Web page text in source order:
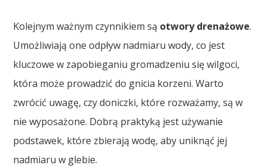
Kolejnym ważnym czynnikiem są otwory drenażowe.
Umożliwiają one odpływ nadmiaru wody, co jest
kluczowe w zapobieganiu gromadzeniu się wilgoci,
która może prowadzić do gnicia korzeni. Warto
zwrócić uwagę, czy doniczki, które rozważamy, są w
nie wyposażone. Dobrą praktyką jest używanie
podstawek, które zbierają wodę, aby uniknąć jej
nadmiaru w glebie.